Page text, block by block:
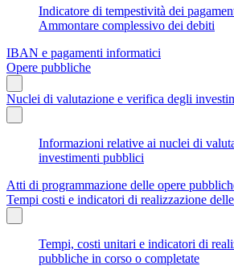
Indicatore di tempestività dei
Ammontare complessivo dei debiti
IBAN e pagamenti informatici
Opere pubbliche
Nuclei di valutazione e verifica degli
Informazioni relative ai nuclei di
investimenti pubblici
Atti di programmazione delle opere
Tempi costi e indicatori di realizzazione
Tempi, costi unitari e indicatori di
pubbliche in corso o completate